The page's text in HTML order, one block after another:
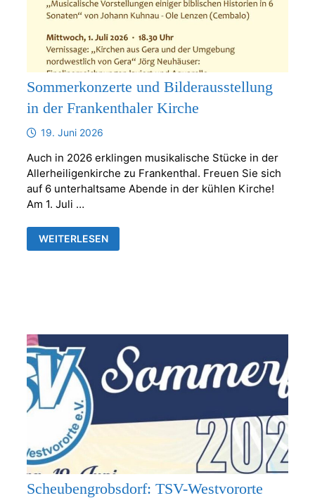
Sommerkonzerte und Bilderausstellung
in der Frankenthaler Kirche
19. Juni 2026
Auch in 2026 erklingen musikalische Stücke in der
Allerheiligenkirche zu Frankenthal. Freuen Sie sich
auf 6 unterhaltsame Abende in der kühlen Kirche!
Am 1. Juli …
SOMMERKONZERTE
UND
BILDERAUSSTELLUNG
WEITERLESEN
Scheubengrobsdorf: TSV-Westvororte